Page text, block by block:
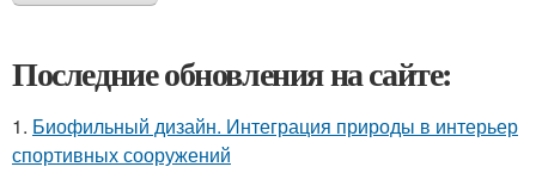
Последние обновления на сайте:
1. Биофильный дизайн. Интеграция природы в интерьер
спортивных сооружений